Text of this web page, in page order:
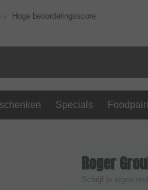
Hoge beoordelingsscore
Specials
Roger
Schrijf je eigen